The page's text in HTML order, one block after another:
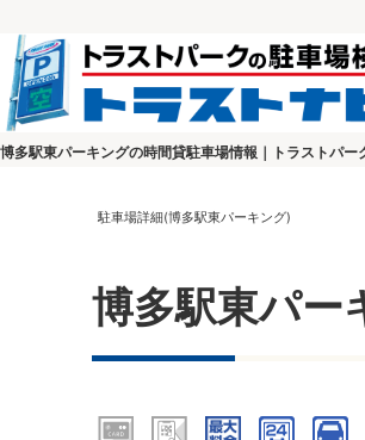
博多駅東パーキングの時間貸駐車場情報｜トラストパー
駐車場詳細(博多駅東パーキング)
博多駅東パー